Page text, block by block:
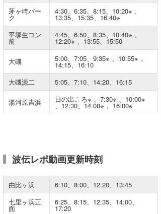
茅ヶ崎パー
ク
4:30、6:35、8:15、10:20※ 、
13:35、15:35、16:40※
平塚生コン
前
4:45、6:50、8:35、10:40※ 、
12:20※ 、13:55、15:50
大磯 5:00、7:05、9:35※ 、10:55※ 、
14:15、16:10
大磯源二
5:05、7:10、14:20、16:15
湯河原吉浜 日の出ころ※ 、7:30※ 、10:00※
、12:30、14:00※ 、16:00※
波伝レポ動画更新時刻
由比ヶ浜
6:10、8:00、12:20、13:45
七里ヶ浜正
面
6:25、8:15、12:35、14:00、
17:20
Core Surf Japan
Naoya Kimoto
mitsuteru Kamio
Yasunari Inoue
Yoshiyuki Obata
CBA Films
熊谷素子
メディア
SURFMEDIA
Colors MAGAZINE
WAVAL
波伝説アンバサダー/プロライダー
福島寿実子
中浦“JET”章
田原啓江
植村未来
NOBUFUKU
波伝説スタッフ
☆加藤
chan-U
ECE
G◎Da
波伝説